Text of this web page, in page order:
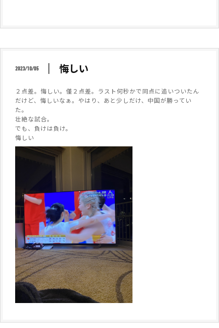
2023/10/05 悔しい
２点差。悔しい。僅２点差。ラスト何秒かで同点に追いついたん
だけど、悔しいなぁ。やはり、あと少しだけ、中国が勝ってい
た。
壮絶な試合。
でも、負けは負け。
悔しい